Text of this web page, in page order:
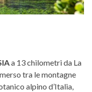
a 13 chilometri da La
tra le montagne
alpino d’Italia,